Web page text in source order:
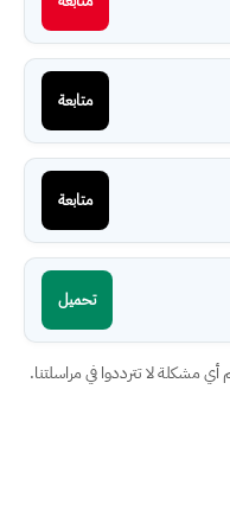
متابعة
متابعة
تحميل
مشكلة لا تترددوا في مراسلتنا.